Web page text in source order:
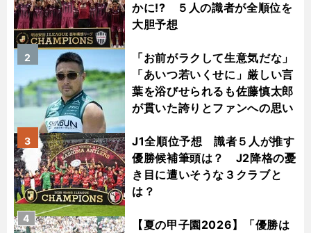
かに!? ５人の識者が全順位を
大胆予想
「お前がラクして生意気だな」
「あいつ若いくせに」厳しい言
葉を浴びせられるも佐藤慎太郎
が貫いた誇りとファンへの思い
2
J1全順位予想 識者５人が推す
優勝候補筆頭は？ J2降格の憂
き目に遭いそうな３クラブと
は？
3
【夏の甲子園2026】「優勝は
4